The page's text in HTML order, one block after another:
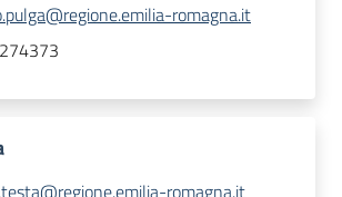
romagna.it
romagna.it